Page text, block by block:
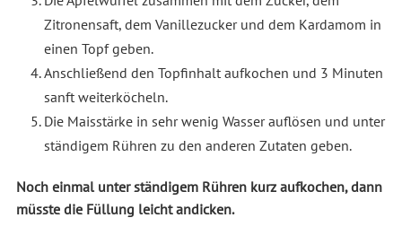
Zitronensaft, dem Vanillezucker und dem Kardamom in
einen Topf geben.
Anschließend den Topfinhalt aufkochen und 3 Minuten
sanft weiterköcheln.
Die Maisstärke in sehr wenig Wasser auflösen und unter
ständigem Rühren zu den anderen Zutaten geben.
Noch einmal unter ständigem Rühren kurz aufkochen, dann
müsste die Füllung leicht andicken.